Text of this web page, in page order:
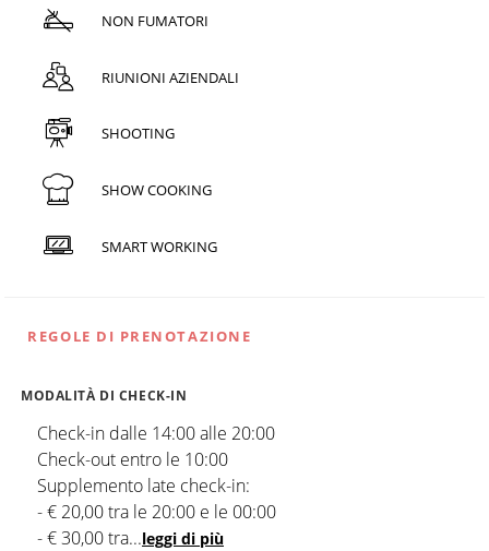
NON FUMATORI
RIUNIONI AZIENDALI
SHOOTING
SHOW COOKING
SMART WORKING
REGOLE DI PRENOTAZIONE
MODALITÀ DI CHECK-IN
Check-in dalle 14:00 alle 20:00
Check-out entro le 10:00
Supplemento late check-in:
- € 20,00 tra le 20:00 e le 00:00
- € 30,00 tra...leggi di più